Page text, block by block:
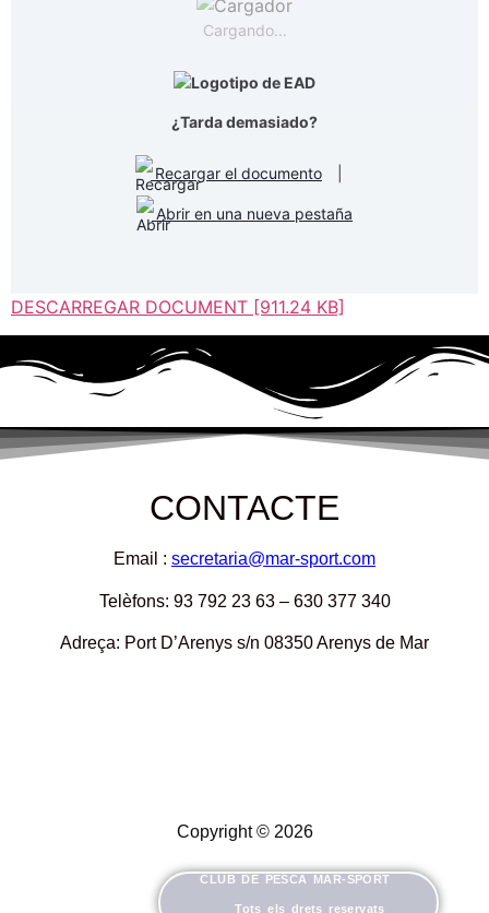
Cargando...
¿Tarda demasiado?
Recargar el documento
Abrir en una nueva pestaña
DESCARREGAR DOCUMENT [911.24 KB]
CONTACTE
Email : secretaria@mar-sport.com
Telèfons: 93 792 23 63 – 630 377 340
Adreça: Port D’Arenys s/n 08350 Arenys de Mar
Copyright © 2026
CLUB DE PESCA MAR-SPORT
Tots els drets reservats